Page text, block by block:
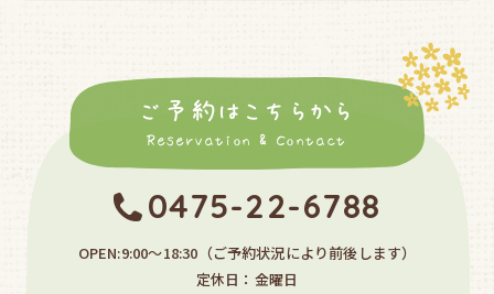
ご予約はこちらから
Reservation & Contact
0475-22-6788
OPEN:9:00〜18:30 （ご予約状況により前後します）
定休日：金曜日